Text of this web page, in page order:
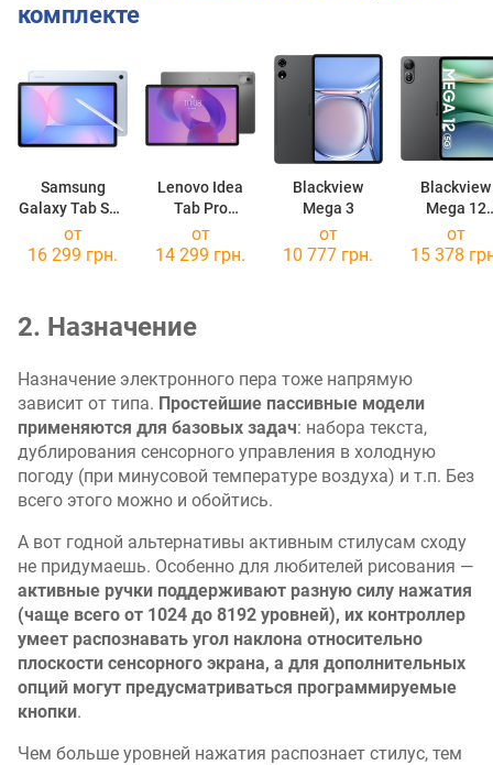
комплекте
Samsung
Galaxy Tab S10
FE 128GB
Lenovo Idea
Tab Pro
256GB/8GB
Blackview
Mega 3
Blackview
Mega 12
Bundle
от
16 299 грн.
от
14 299 грн.
от
10 777 грн.
от
15 378
2. Назначение
Назначение электронного пера тоже напрямую
зависит от типа. Простейшие пассивные модели
применяются для базовых задач: набора текста,
дублирования сенсорного управления в холодную
погоду (при минусовой температуре воздуха) и т.п. Без
всего этого можно и обойтись.
А вот годной альтернативы активным стилусам сходу
не придумаешь. Особенно для любителей рисования —
активные ручки поддерживают разную силу нажатия
(чаще всего от 1024 до 8192 уровней), их контроллер
умеет распознавать угол наклона относительно
плоскости сенсорного экрана, а для дополнительных
опций могут предусматриваться программируемые
кнопки.
Чем больше уровней нажатия распознает стилус, тем